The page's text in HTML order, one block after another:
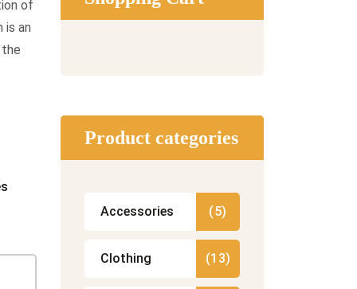
of
is an
Product categories
Accessories (5)
Clothing (13)